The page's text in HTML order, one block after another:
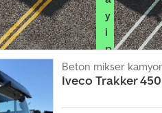
y
i
p
a
k
Beton mikser
IvecoTrakker 450